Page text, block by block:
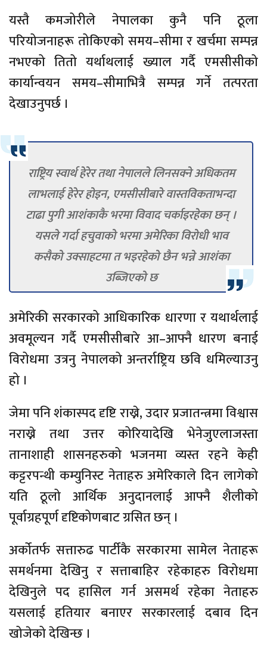
यस्तै कमजोरीले नेपालका कुनै पनि ठूला
परियोजनाहरू तोकिएको समय–सीमा र खर्चमा सम्पन्न
नभएको तितो यर्थाथलाई ख्याल गर्दै एमसीसीको
कार्यान्वयन समय–सीमाभित्रै सम्पन्न गर्ने तत्परता
देखाउनुपर्छ ।
राष्ट्रिय स्वार्थ हेरेर तथा नेपालले लिनसक्ने अधिकतम
लाभलाई हेरेर होइन, एमसीसीबारे वास्तविकताभन्दा
टाढा पुगी आशंकाकै भरमा विवाद चर्काइरहेका छन् ।
यसले गर्दा हचुवाको भरमा अमेरिका विरोधी भाव
कसैको उक्साहटमा त भइरहेको छैन भन्ने आशंका
उब्जिएको छ
अमेरिकी सरकारको आधिकारिक धारणा र यथार्थलाई
अवमूल्यन गर्दै एमसीसीबारे आ–आफ्नै धारण बनाई
विरोधमा उत्रनु नेपालको अन्तर्राष्ट्रिय छवि धमिल्याउनु
हो ।
जेमा पनि शंकास्पद दृष्टि राख्ने, उदार प्रजातन्त्रमा विश्वास
नराख्ने तथा उत्तर कोरियादेखि भेनेजुएलाजस्ता
तानाशाही शासनहरुको भजनमा व्यस्त रहने केही
कट्टरपन्थी कम्युनिस्ट नेताहरु अमेरिकाले दिन लागेको
यति ठूलो आर्थिक अनुदानलाई आफ्नै शैलीको
पूर्वाग्रहपूर्ण दृष्टिकोणबाट ग्रसित छन् ।
अर्कोतर्फ सत्तारुढ पार्टीकै सरकारमा सामेल नेताहरू
समर्थनमा देखिनु र सत्ताबाहिर रहेकाहरु विरोधमा
देखिनुले पद हासिल गर्न असमर्थ रहेका नेताहरु
यसलाई हतियार बनाएर सरकारलाई दबाव दिन
खोजेको देखिन्छ ।